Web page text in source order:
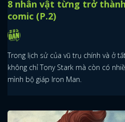
8 nhân vật từng trở
comic (P.2)
Trong lịch sử của vũ trụ chính và ở
không chỉ Tony Stark mà còn có
mình bộ giáp Iron Man.